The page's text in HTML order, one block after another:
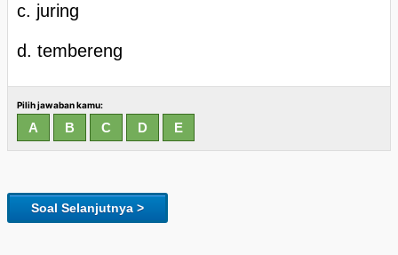
c. juring
d. tembereng
Pilih jawaban kamu:
Soal Selanjutnya >